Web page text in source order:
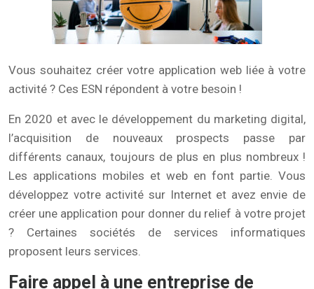
Vous souhaitez créer votre application web liée à votre
activité ? Ces ESN répondent à votre besoin !
En 2020 et avec le développement du marketing digital,
l’acquisition de nouveaux prospects passe par
différents canaux, toujours de plus en plus nombreux !
Les applications mobiles et web en font partie. Vous
développez votre activité sur Internet et avez envie de
créer une application pour donner du relief à votre projet
? Certaines sociétés de services informatiques
proposent leurs services.
Faire appel à une entreprise de